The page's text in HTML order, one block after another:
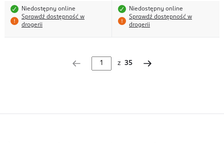
Niedostępny online
Sprawdź dostępność w
drogerii
Niedostępny online
Sprawdź dostępność w
drogerii
z 35